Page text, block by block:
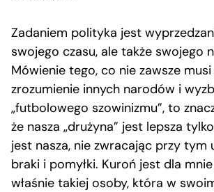
Zadaniem polityka jest
swojego czasu, ale także swojego
Mówienie tego, co nie zawsze
zrozumienie innych narodów i
„futbolowego szowinizmu”, to
że nasza „drużyna” jest lepsza
jest nasza, nie zwracając przy tym
braki i pomyłki. Kuroń jest dla
właśnie takiej osoby, która w